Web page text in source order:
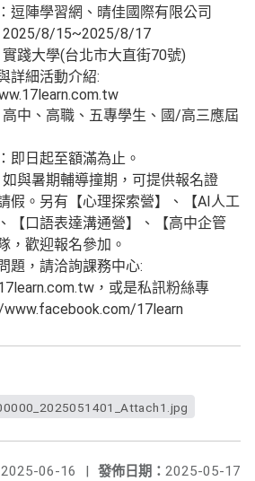
逗陣學習網、晴佳國際有限公司
2025/8/15~2025/8/17
實踐大學(台北市大直街70號)
詳細活動介紹:
高中、高職、五專學生、國/高三應屆
即日起至額滿為止。
與暑期輔導撞期，可提供報名證
假。另有【心理探索營】、【AI人工
【口語表達溝通營】、【高中企管
，歡迎報名參加。
題，請洽詢課務中心:
，或是私訊粉絲專
17learn
發佈日期： 2025-05-17
2025-06-16 |